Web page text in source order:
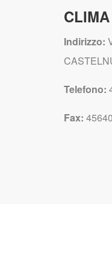
Indirizzo:
Telefono:
Fax: